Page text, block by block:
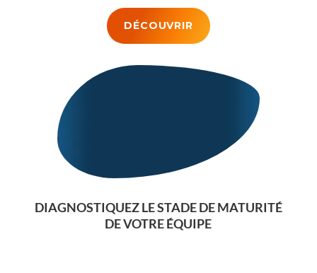
DÉCOUVRIR
DIAGNOSTIQUEZ LE STADE DE MATURITÉ
DE VOTRE ÉQUIPE